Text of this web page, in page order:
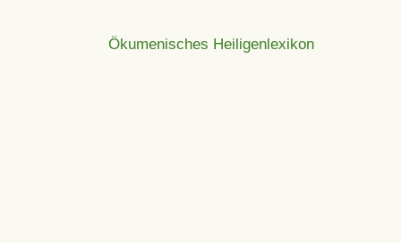
Ökumenisches Heiligenlexikon